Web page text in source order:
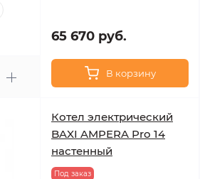
65 670 руб.
В корзину
Котел электрический
BAXI AMPERA Pro 14
настенный
Под заказ